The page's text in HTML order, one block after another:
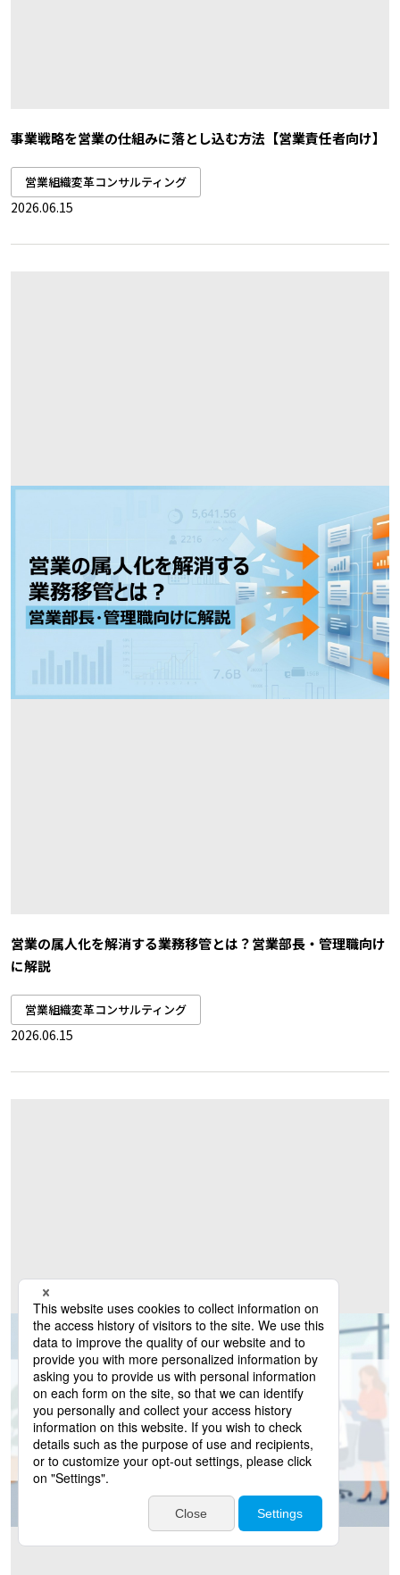
事業戦略を営業の仕組みに落とし込む方法【営業責任者向け】
営業組織変革コンサルティング
2026.06.15
営業の属人化を解消する業務移管とは？営業部長・管理職向け
に解説
営業組織変革コンサルティング
2026.06.15